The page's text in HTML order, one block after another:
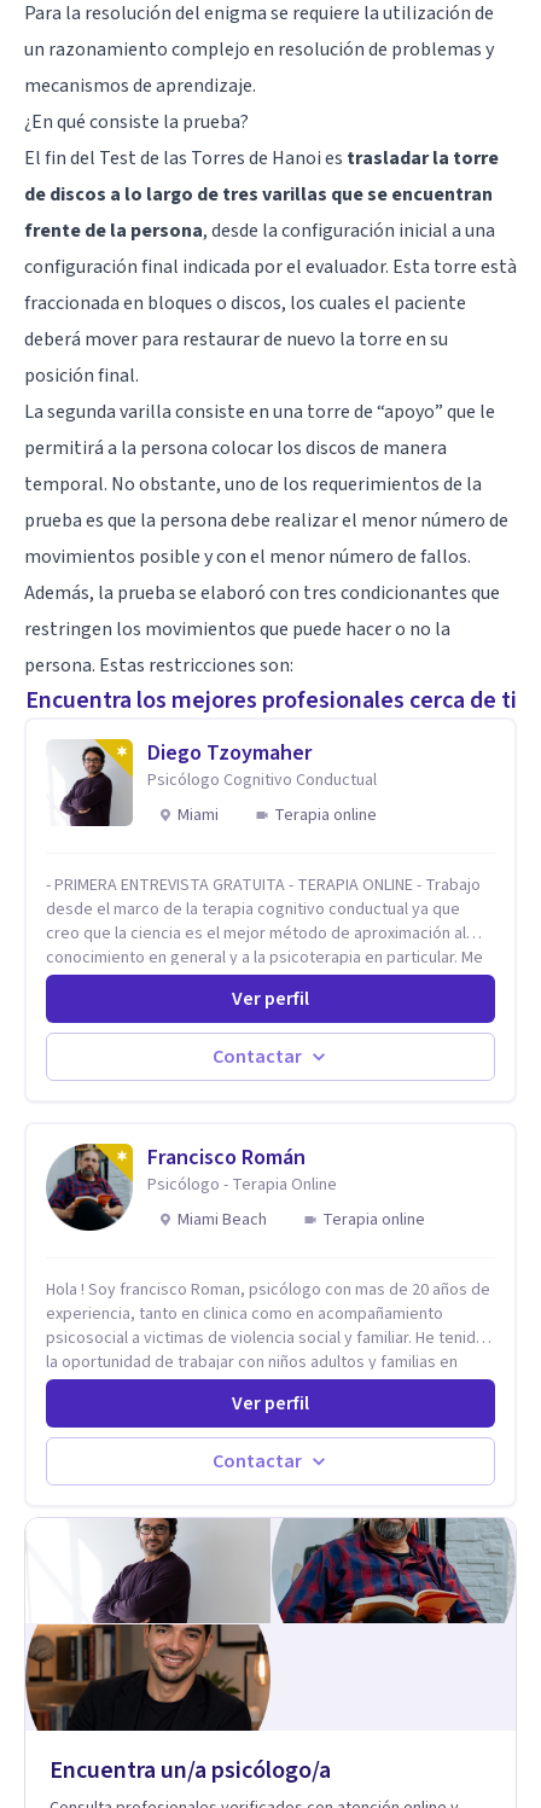
Para la resolución del enigma se requiere la utilización de
un razonamiento complejo en resolución de problemas y
mecanismos de aprendizaje.
¿En qué consiste la prueba?
El fin del Test de las Torres de Hanoi es trasladar la torre
de discos a lo largo de tres varillas que se encuentran
frente de la persona, desde la configuración inicial a una
configuración final indicada por el evaluador. Esta torre està
fraccionada en bloques o discos, los cuales el paciente
deberá mover para restaurar de nuevo la torre en su
posición final.
La segunda varilla consiste en una torre de “apoyo” que le
permitirá a la persona colocar los discos de manera
temporal. No obstante, uno de los requerimientos de la
prueba es que la persona debe realizar el menor número de
movimientos posible y con el menor número de fallos.
Además, la prueba se elaboró con tres condicionantes que
restringen los movimientos que puede hacer o no la
persona. Estas restricciones son:
Encuentra los mejores profesionales cerca de ti
Diego Tzoymaher
Psicólogo Cognitivo Conductual
Miami
Terapia online
- PRIMERA ENTREVISTA GRATUITA - TERAPIA ONLINE - Trabajo
desde el marco de la terapia cognitivo conductual ya que
creo que la ciencia es el mejor método de aproximación al
conocimiento en general y a la psicoterapia en particular. Me
interesan los procesos de cambio conductual por los que una
persona pueda alcanzar sus objetivos, transitando,
aceptando y modificando sus patrones cognitivos y
emocionales. Abordo patologías específicas como trastornos
de ansiedad y del ánimo, y también crisis vitales y procesos
Ver perfil
Contactar
Francisco Román
Psicólogo - Terapia Online
Miami Beach
Terapia online
Hola ! Soy francisco Roman, psicólogo con mas de 20 años de
experiencia, tanto en clinica como en acompañamiento
psicosocial a victimas de violencia social y familiar. He tenido
la oportunidad de trabajar con niños adultos y familias en
todos los espacios y esto me ha dado un una variedad de
aprendizajes que ahora pongo a tu disposicion. En la
actualidad puedo atenderte de manera presencial y/o virtual,
de lunes a sabado. el costo de cada sesión lo acordamos en
el primer contacto
Ver perfil
Contactar
Encuentra un/a psicólogo/a